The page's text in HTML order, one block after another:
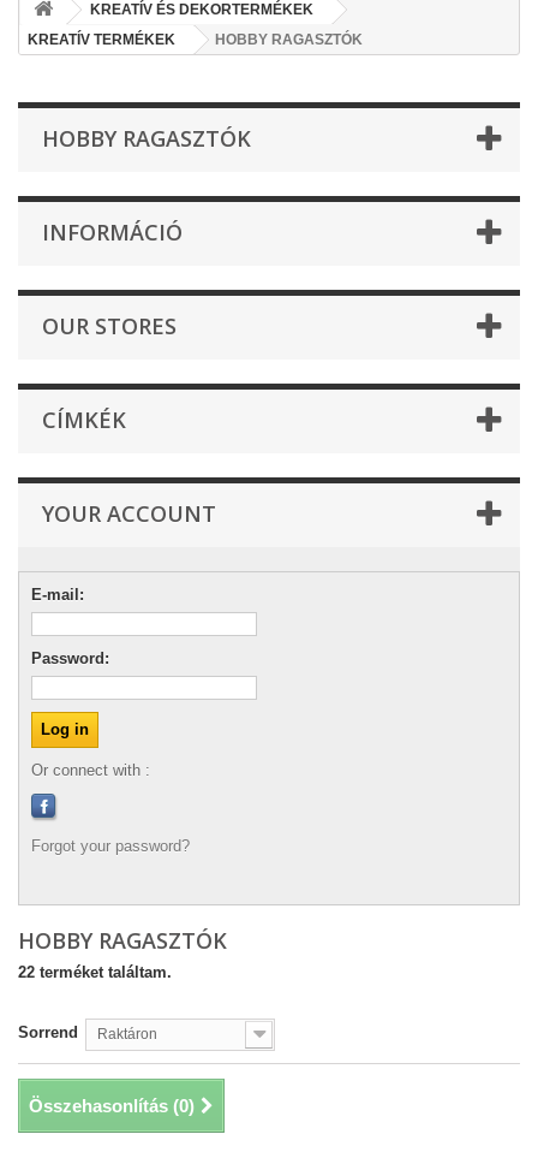
KREATÍV ÉS DEKORTERMÉKEK
KREATÍV TERMÉKEK
HOBBY RAGASZTÓK
HOBBY RAGASZTÓK
INFORMÁCIÓ
OUR STORES
CÍMKÉK
YOUR ACCOUNT
E-mail:
Password:
Or connect with :
Forgot your password?
HOBBY RAGASZTÓK
22 terméket találtam.
Sorrend Raktáron
Összehasonlítás (0)